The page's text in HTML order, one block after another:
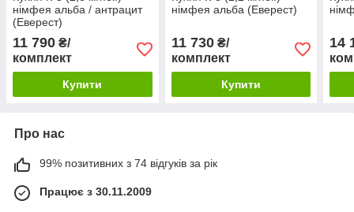
німфея альба / антрацит
(Еверест)
11 790 ₴/
комплект
Купити
німфея альба (Еверест)
11 730₴/
комплект
Купити
14
Про нас
99% позитивних з 74 відгуків за рік
Працює з 30.11.2009